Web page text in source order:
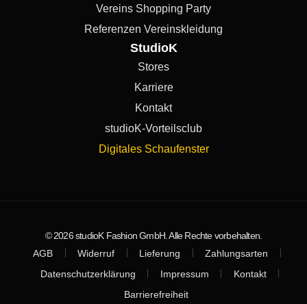
Vereins Shopping Party
Referenzen Vereinskleidung
StudioK
Stores
Karriere
Kontakt
studioK-Vorteilsclub
Digitales Schaufenster
© 2026 studioK Fashion GmbH. Alle Rechte vorbehalten.
AGB
Widerruf Lieferung
Zahlungsarten
Datenschutzerklärung
Impressum
Kontakt
Barrierefreiheit